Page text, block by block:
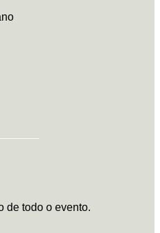
de todo o evento.